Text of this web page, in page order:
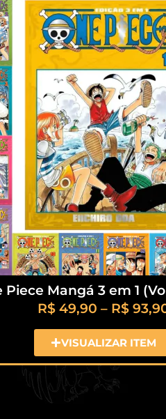
Piece Mangá 3 em 1
R$ 49,90 – R$
VISUALIZAR ITEM